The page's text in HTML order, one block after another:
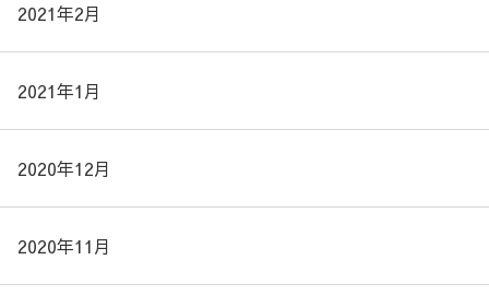
2021年2月
2021年1月
2020年12月
2020年11月